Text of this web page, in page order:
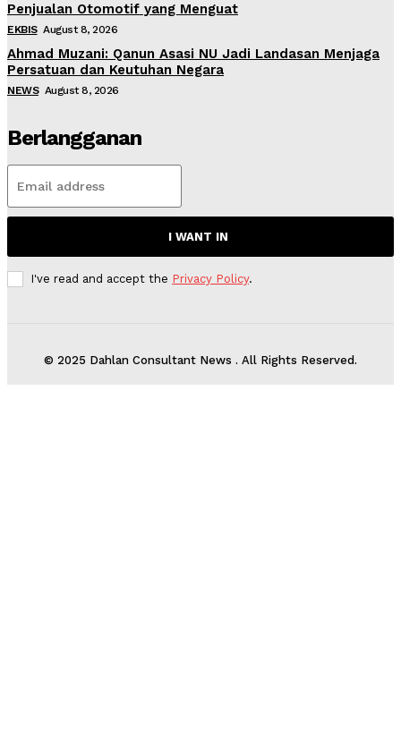
Penjualan Otomotif yang Menguat
EKBIS August 8, 2026
Ahmad Muzani: Qanun Asasi NU Jadi Landasan Menjaga
Persatuan dan Keutuhan Negara
NEWS August 8, 2026
Berlangganan
I WANT IN
I've read and accept the Privacy Policy.
© 2025 Dahlan Consultant News . All Rights Reserved.